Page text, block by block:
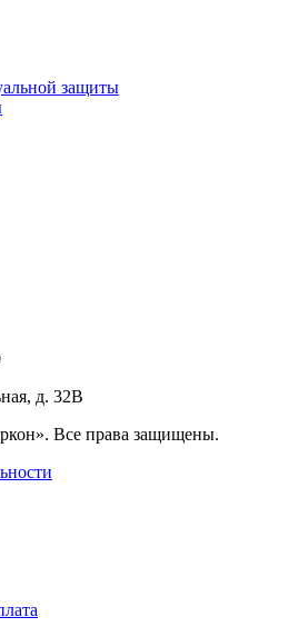
защиты
д. 32В
Все права защищены.